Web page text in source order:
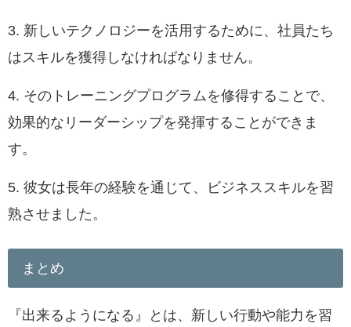
3. 新しいテクノロジーを活用するために、社員たち
はスキルを獲得しなければなりません。
4. そのトレーニングプログラムを修得することで、
効果的なリーダーシップを発揮することができま
す。
5. 彼女は長年の経験を通じて、ビジネススキルを習
熟させました。
まとめ
『出来るようになる』とは、新しい行動や能力を習